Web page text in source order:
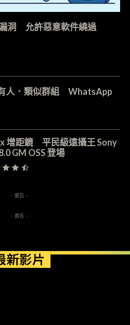
洞 允許惡意軟件繞過
人．類似群組 WhatsApp
增距鏡 平民級遠攝王 Sony
GM OSS 登場
- 廣告 -
- 廣告 -
新影片